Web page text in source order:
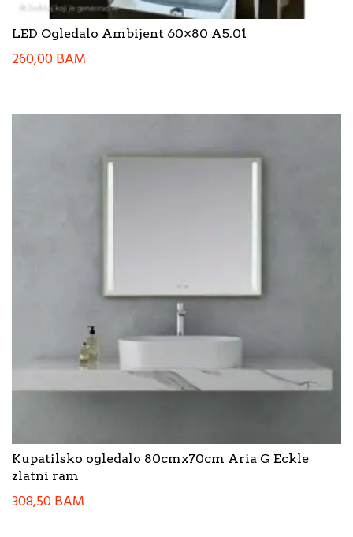
LED Ogledalo Ambijent 60×80 A5.01
260,00BAM
Kupatilsko ogledalo 80cmx70cm Aria G Eckle
zlatni ram
308,50BAM